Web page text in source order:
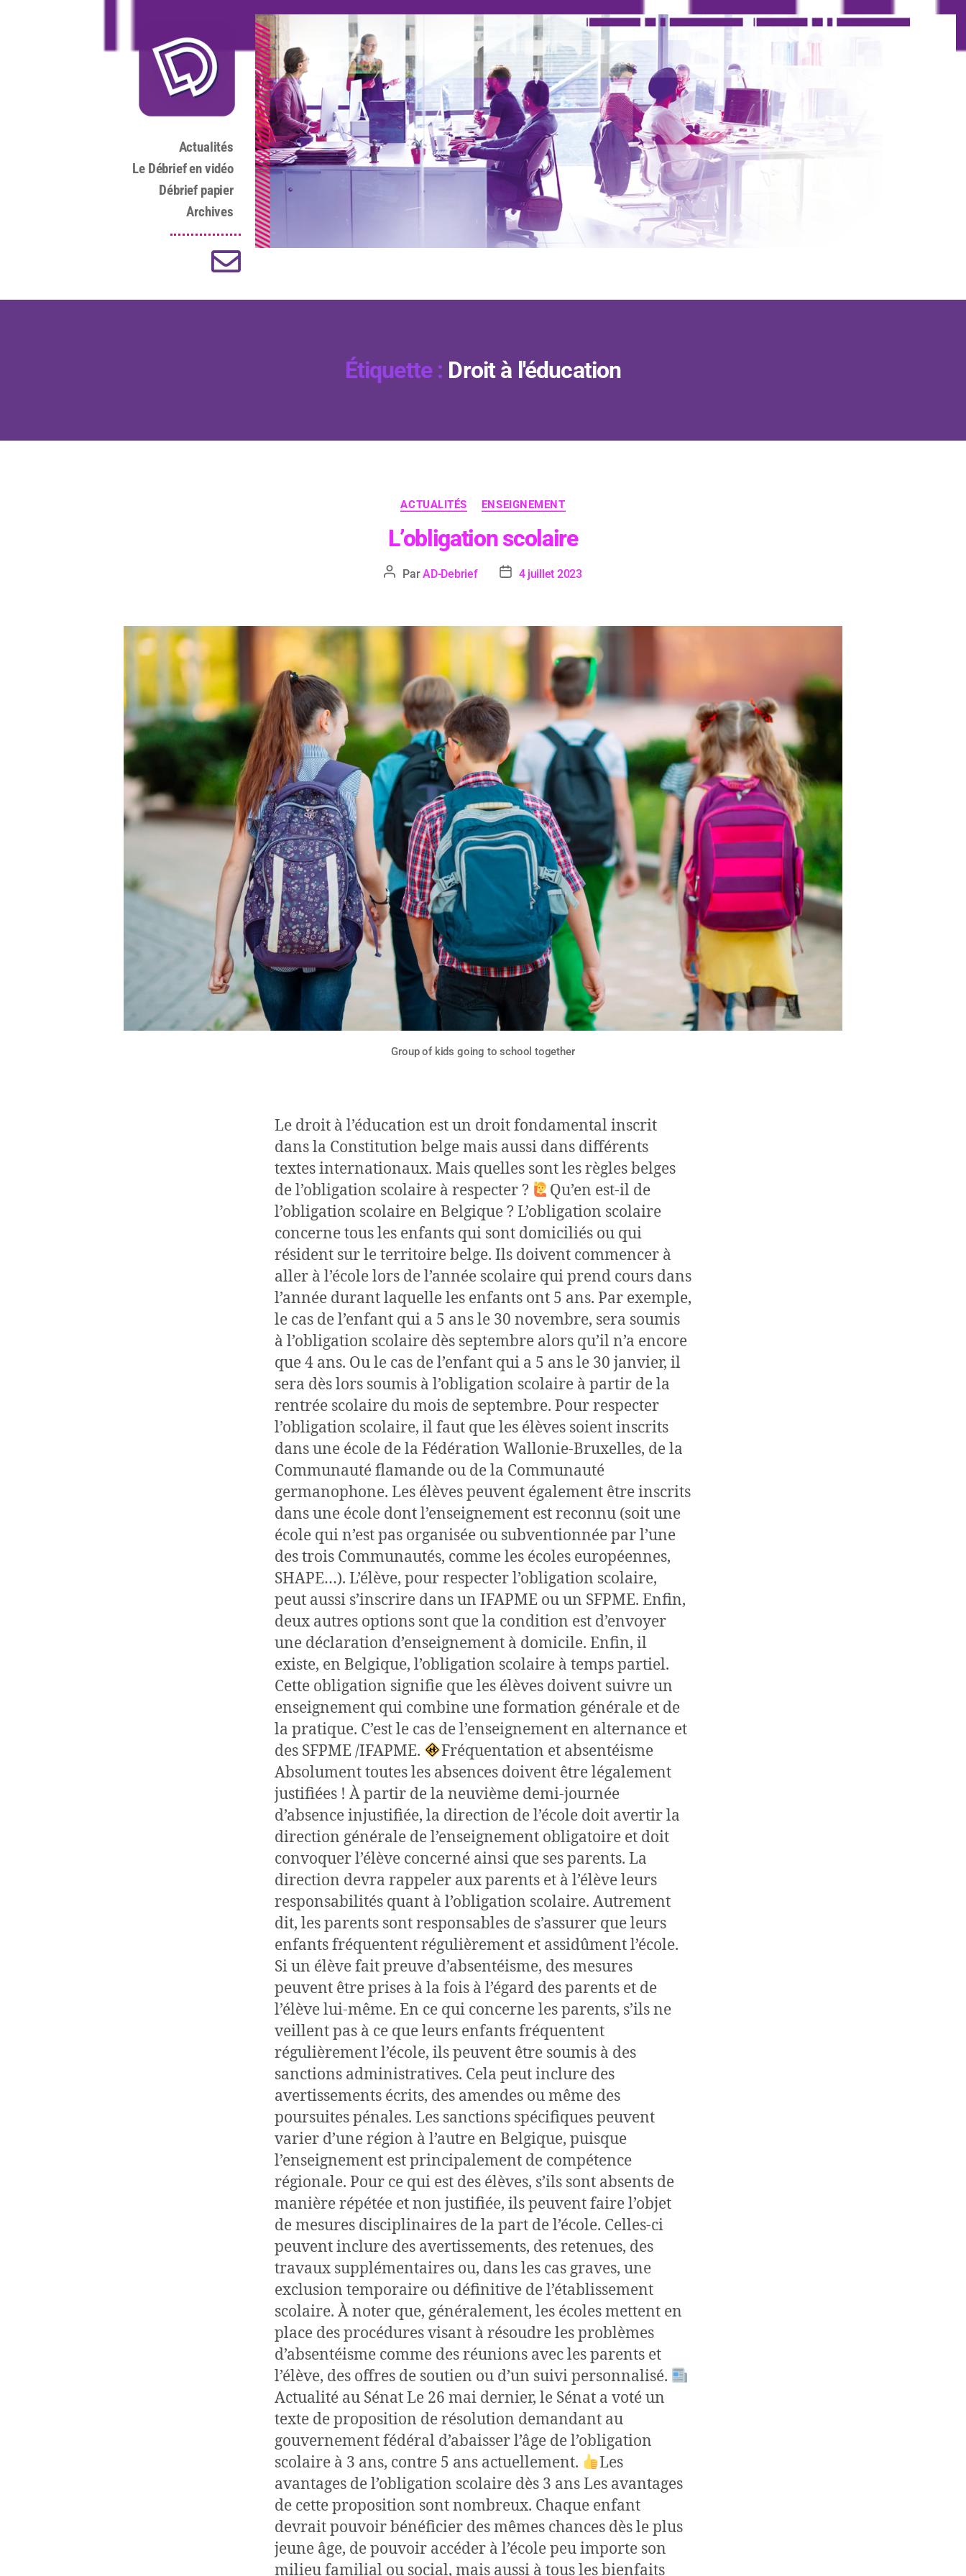
Actualités
Le Débrief en vidéo
Débrief papier
Archives
Étiquette : Droit à l'éducation
ACTUALITÉS ENSEIGNEMENT
L’obligation scolaire
ParAD-Debrief 4 juillet 2023
Group of kids going to school together
Le droit à l’éducation est un droit fondamental inscrit
dans la Constitution belge mais aussi dans différents
textes internationaux. Mais quelles sont les règles belges
de l’obligation scolaire à respecter ?
Qu’en est-il de
l’obligation scolaire en Belgique ? L’obligation scolaire
concerne tous les enfants qui sont domiciliés ou qui
résident sur le territoire belge. Ils doivent commencer à
aller à l’école lors de l’année scolaire qui prend cours dans
l’année durant laquelle les enfants ont 5 ans. Par exemple,
le cas de l’enfant qui a 5 ans le 30 novembre, sera soumis
à l’obligation scolaire dès septembre alors qu’il n’a encore
que 4 ans. Ou le cas de l’enfant qui a 5 ans le 30 janvier, il
sera dès lors soumis à l’obligation scolaire à partir de la
rentrée scolaire du mois de septembre. Pour respecter
l’obligation scolaire, il faut que les élèves soient inscrits
dans une école de la Fédération Wallonie-Bruxelles, de la
Communauté flamande ou de la Communauté
germanophone. Les élèves peuvent également être inscrits
dans une école dont l’enseignement est reconnu (soit une
école qui n’est pas organisée ou subventionnée par l’une
des trois Communautés, comme les écoles européennes,
SHAPE…). L’élève, pour respecter l’obligation scolaire,
peut aussi s’inscrire dans un IFAPME ou un SFPME. Enfin,
deux autres options sont que la condition est d’envoyer
une déclaration d’enseignement à domicile. Enfin, il
existe, en Belgique, l’obligation scolaire à temps partiel.
Cette obligation signifie que les élèves doivent suivre un
enseignement qui combine une formation générale et de
la pratique. C’est le cas de l’enseignement en alternance et
des SFPME /IFAPME.
Fréquentation et absentéisme
Absolument toutes les absences doivent être légalement
justifiées ! À partir de la neuvième demi-journée
d’absence injustifiée, la direction de l’école doit avertir la
direction générale de l’enseignement obligatoire et doit
convoquer l’élève concerné ainsi que ses parents. La
direction devra rappeler aux parents et à l’élève leurs
responsabilités quant à l’obligation scolaire. Autrement
dit, les parents sont responsables de s’assurer que leurs
enfants fréquentent régulièrement et assidûment l’école.
Si un élève fait preuve d’absentéisme, des mesures
peuvent être prises à la fois à l’égard des parents et de
l’élève lui-même. En ce qui concerne les parents, s’ils ne
veillent pas à ce que leurs enfants fréquentent
régulièrement l’école, ils peuvent être soumis à des
sanctions administratives. Cela peut inclure des
avertissements écrits, des amendes ou même des
poursuites pénales. Les sanctions spécifiques peuvent
varier d’une région à l’autre en Belgique, puisque
l’enseignement est principalement de compétence
régionale. Pour ce qui est des élèves, s’ils sont absents de
manière répétée et non justifiée, ils peuvent faire l’objet
de mesures disciplinaires de la part de l’école. Celles-ci
peuvent inclure des avertissements, des retenues, des
travaux supplémentaires ou, dans les cas graves, une
exclusion temporaire ou définitive de l’établissement
scolaire. À noter que, généralement, les écoles mettent en
place des procédures visant à résoudre les problèmes
d’absentéisme comme des réunions avec les parents et
l’élève, des offres de soutien ou d’un suivi personnalisé.
Actualité au Sénat Le 26 mai dernier, le Sénat a voté un
texte de proposition de résolution demandant au
gouvernement fédéral d’abaisser l’âge de l’obligation
scolaire à 3 ans, contre 5 ans actuellement.
Les
avantages de l’obligation scolaire dès 3 ans Les avantages
de cette proposition sont nombreux. Chaque enfant
devrait pouvoir bénéficier des mêmes chances dès le plus
jeune âge, de pouvoir accéder à l’école peu importe son
milieu familial ou social, mais aussi à tous les bienfaits